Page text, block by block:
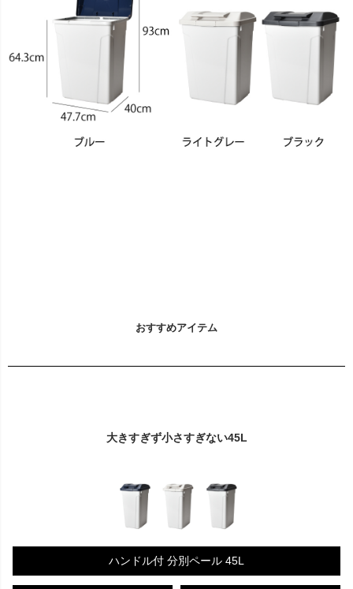
おすすめアイテム
大きすぎず小さすぎない45L
ハンドル付 分別ペール 45L